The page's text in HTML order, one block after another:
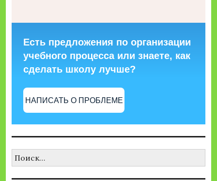
Есть предложения по организации
учебного процесса или знаете, как
сделать школу лучше?
НАПИСАТЬ О ПРОБЛЕМЕ